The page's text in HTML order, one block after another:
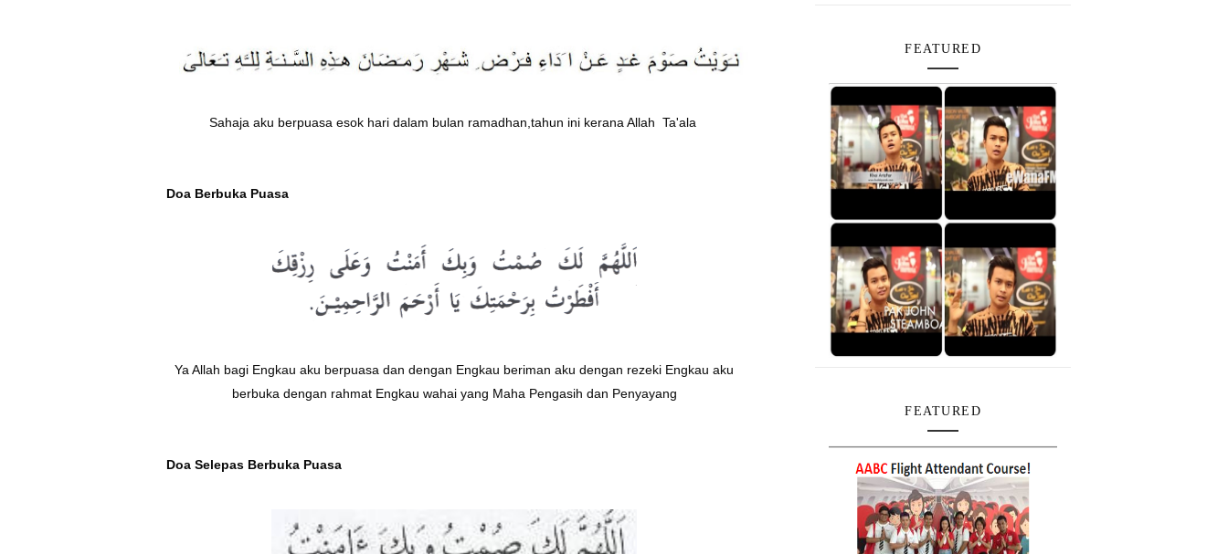
Sahaja aku berpuasa esok hari dalam bulan ramadhan,tahun ini kerana Allah Ta'ala
Doa Berbuka Puasa
Ya Allah bagi Engkau aku berpuasa dan dengan Engkau beriman aku dengan rezeki Engkau aku
berbuka dengan rahmat Engkau wahai yang Maha Pengasih dan Penyayang
Doa Selepas Berbuka Puasa
FEATURED
FEATURED